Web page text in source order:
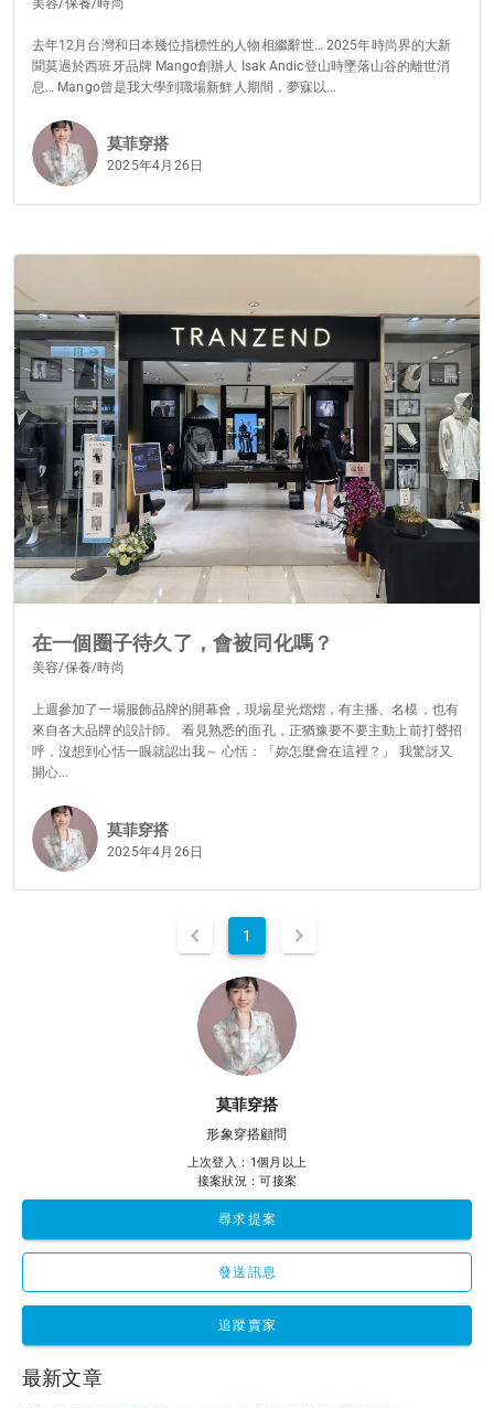
去年12月台灣和日本幾位指標性的人物相繼辭世… 2025年時尚界的大新
聞莫過於西班牙品牌 Mango創辦人 Isak Andic登山時墜落山谷的離世消
息… Mango曾是我大學到職場新鮮人期間，夢寐以...
莫菲穿搭
2025年4月26日
在一個圈子待久了，會被同化嗎？
美容/保養/時尚
上週參加了一場服飾品牌的開幕會，現場星光熠熠，有主播、名模，也有
來自各大品牌的設計師。 看見熟悉的面孔，正猶豫要不要主動上前打聲招
呼，沒想到心恬一眼就認出我～ 心恬：「妳怎麼會在這裡？」 我驚訝又
開心...
莫菲穿搭
2025年4月26日
1
莫菲穿搭
形象穿搭顧問
上次登入：1個月以上
接案狀況：可接案
尋求提案
發送訊息
追蹤賣家
最新文章